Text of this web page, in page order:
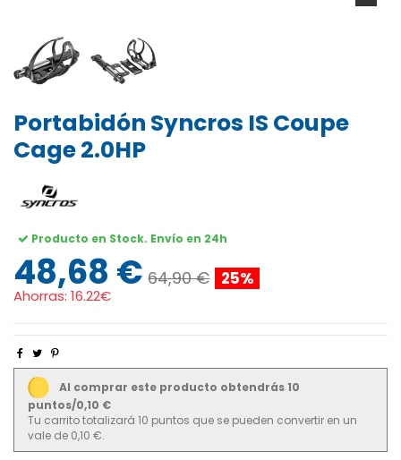
Portabidón Syncros IS Coupe
Cage 2.0HP
Producto en Stock. Envío en 24h
48,68 € 64,90 € 25%
Ahorras: 16.22€
Al comprar este producto obtendrás 10
puntos/0,10 €
Tu carrito totalizará 10 puntos que se pueden convertir en un
vale de 0,10 €.